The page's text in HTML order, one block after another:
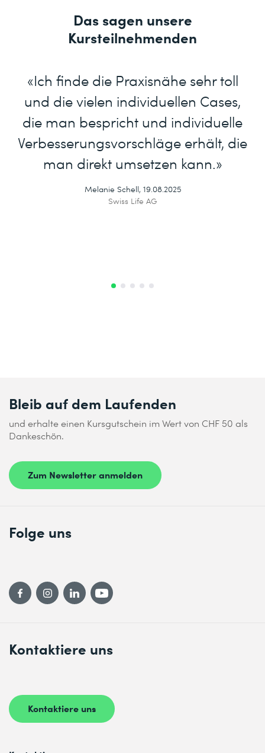
Das sagen unsere
Kursteilnehmenden
«Ich finde die Praxisnähe sehr toll
und die vielen individuellen Cases,
die man bespricht und individuelle
Verbesserungsvorschläge erhält, die
man direkt umsetzen kann.»
Melanie Schell, 19.08.2025
Swiss Life AG
Bleib auf dem Laufenden
und erhalte einen Kursgutschein im Wert von CHF 50 als
Dankeschön.
Zum Newsletter anmelden
Kontaktiere uns
Kontaktiere uns
Folge uns